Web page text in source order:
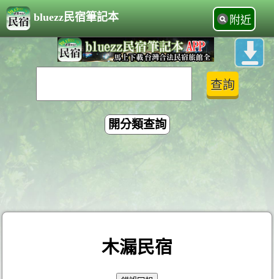
bluezz民宿筆記本 附近
開分類查詢
木漏民宿